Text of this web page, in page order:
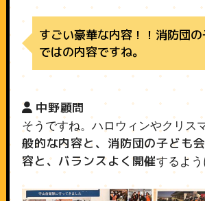
すごい豪華な内容！！消防団
ではの内容ですね。
中野顧問
そうですね。ハロウィンやクリス
般的な内容と、消防団の子ども
容と、バランスよく開催するよう